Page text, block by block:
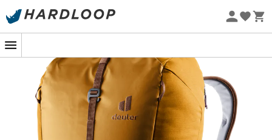
Zomeraanbiedingen 🔥 -5% EXTRA vanaf 2 producten* met